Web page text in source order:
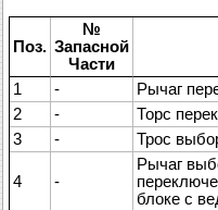
Поз.
№
Запасной
Части
1 -
Рычаг
2
-
Торс
3
- Трос
4 -
Рычаг
блоке с